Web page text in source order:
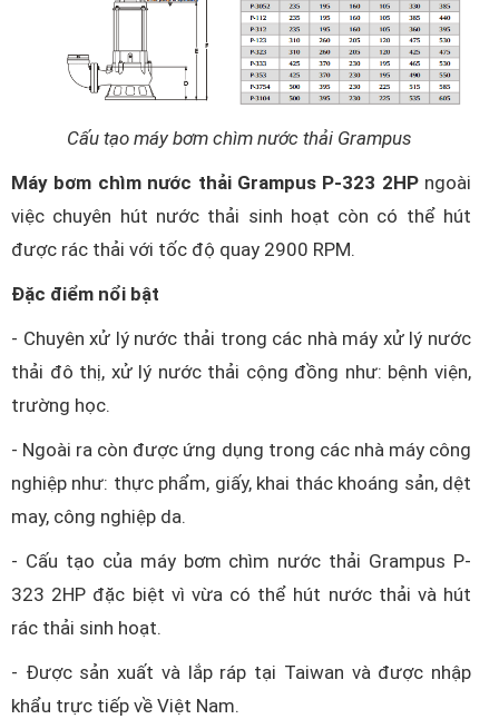
Cấu tạo máy bơm chìm nước thải Grampus
Máy bơm chìm nước thải Grampus P-323 2HPngoài
việc chuyên hút nước thải sinh hoạt còn có thể hút
được rác thải với tốc độ quay 2900 RPM.
Đặc điểm nổi bật
- Chuyên xử lý nước thải trong các nhà máy xử lý nước
thải đô thị, xử lý nước thải cộng đồng như: bệnh viện,
trường học.
- Ngoài ra còn được ứng dụng trong các nhà máy công
nghiệp như: thực phẩm, giấy, khai thác khoáng sản, dệt
may, công nghiệp da.
- Cấu tạo của máy bơm chìm nước thải Grampus P-
323 2HP đặc biệt vì vừa có thể hút nước thải và hút
rác thải sinh hoạt.
- Được sản xuất và lắp ráp tại Taiwan và được nhập
khẩu trực tiếp về Việt Nam.